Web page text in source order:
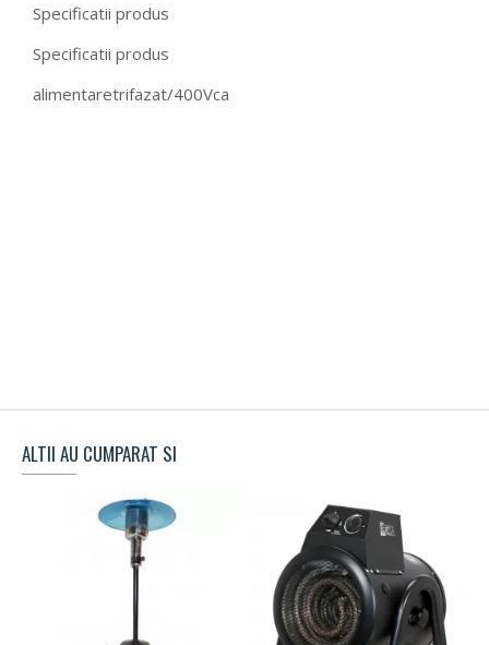
Specificatii produs
Specificatii produs
alimentaretrifazat/400Vca
ALTII AU CUMPARAT SI